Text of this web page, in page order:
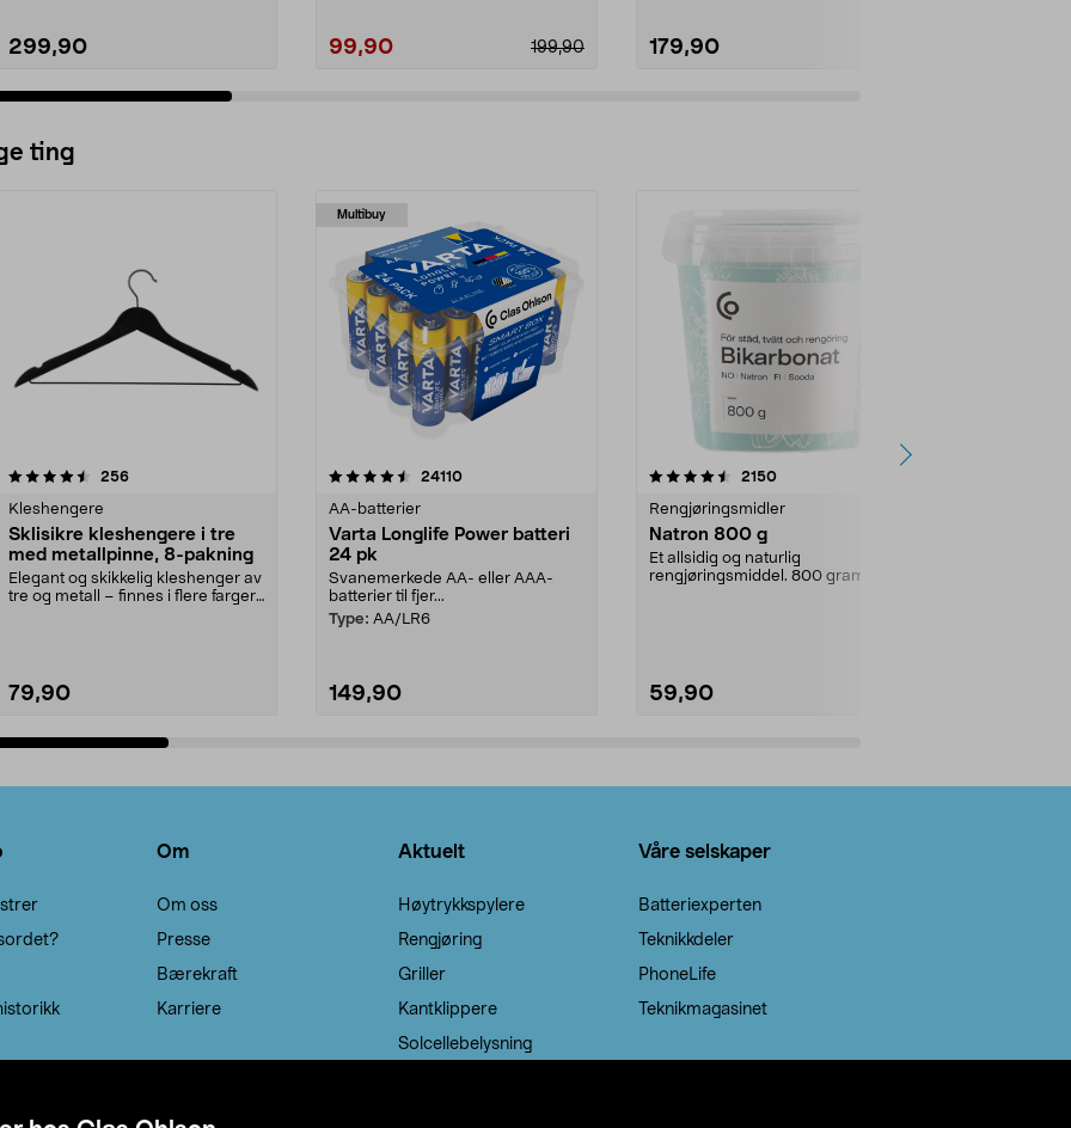
299,90 99,90 199,90 179,90
ting
256anmeldelser
Kleshengere
Sklisikre kleshengere i tre
med metallpinne, 8-pakning
Elegant og skikkelig kleshenger av
tre og metall – finnes i flere farger.
79,90
Multibuy
4.5av 5 stjerner 24110anmeldelser
AA-batterier
Varta Longlife Power batteri
24 pk
Svanemerkede AA- eller AAA-
batterier til fjer...
Type: AA/LR6
149,90
4.5av 5 stjerner 2150anmeldelser
Rengjøringsmidler
Natron 800 g
Et allsidig og naturlig
rengjøringsmiddel. 800 gram
59,90
4.0av 5 stjerner
Om
Om oss
Presse
Bærekraft
Karriere
Aktuelt
Høytrykkspylere
Rengjøring
Griller
Kantklippere
Solcellebelysning
Våre selskaper
Batteriexperten
Teknikkdeler
PhoneLife
Teknikmagasinet